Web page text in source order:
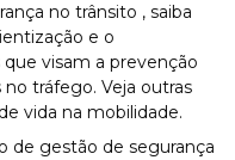
no trânsito , saiba
e o
visam a prevenção
tráfego. Veja outras
vida na mobilidade.
de gestão de segurança